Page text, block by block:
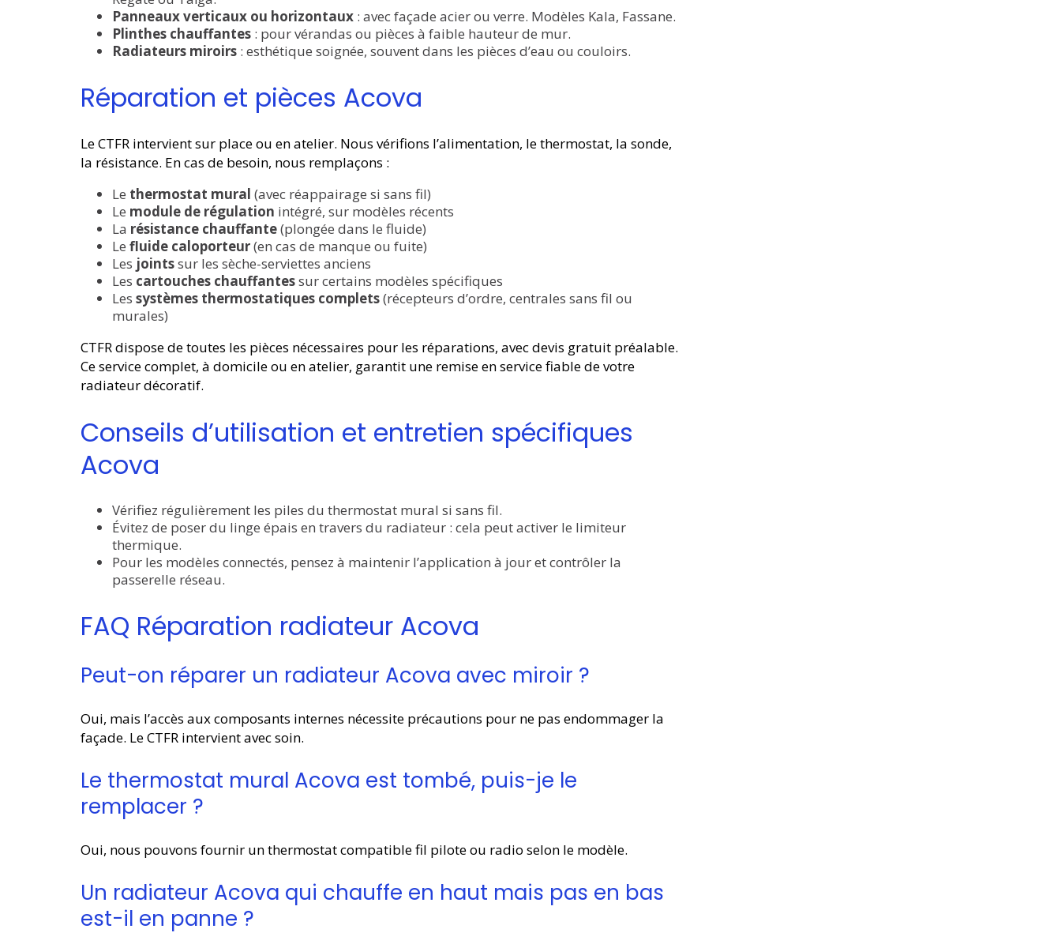
Panneaux verticaux ou horizontaux : avec façade acier ou verre. Modèles Kala, Fassane.
Plinthes chauffantes : pour vérandas ou pièces à faible hauteur de mur.
Radiateurs miroirs : esthétique soignée, souvent dans les pièces d’eau ou couloirs.
Réparation et pièces Acova
Le CTFR intervient sur place ou en atelier. Nous vérifions l’alimentation, le thermostat, la sonde,
la résistance. En cas de besoin, nous remplaçons :
Le thermostat mural (avec réappairage si sans fil)
Le module de régulation intégré, sur modèles récents
La résistance chauffante(plongée dans le fluide)
Le fluide caloporteur(en cas de manque ou fuite)
Les jointssur les sèche-serviettes anciens
Les cartouches chauffantessur certains modèles spécifiques
Les systèmes thermostatiques complets(récepteurs d’ordre, centrales sans fil ou
murales)
CTFR dispose de toutes les pièces nécessaires pour les réparations, avec devis gratuit préalable.
Ce service complet, à domicile ou en atelier, garantit une remise en service fiable de votre
radiateur décoratif.
Conseils d’utilisation et entretien spécifiques
Acova
Vérifiez régulièrement les piles du thermostat mural si sans fil.
Évitez de poser du linge épais en travers du radiateur : cela peut activer le limiteur
thermique.
Pour les modèles connectés, pensez à maintenir l’application à jour et contrôler la
passerelle réseau.
FAQ Réparation radiateur Acova
Peut-on réparer un radiateur Acova avec miroir ?
Oui, mais l’accès aux composants internes nécessite précautions pour ne pas endommager la
façade. Le CTFR intervient avec soin.
Le thermostat mural Acova est tombé, puis-je le
remplacer ?
Oui, nous pouvons fournir un thermostat compatible fil pilote ou radio selon le modèle.
Un radiateur Acova qui chauffe en haut mais pas en bas
est-il en panne ?